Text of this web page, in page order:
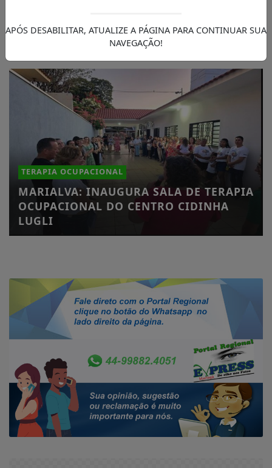
BUSCAR
TERAPIA OCUPACIONAL
MARIALVA: INAUGURA SALA DE TERAPIA
OCUPACIONAL DO CENTRO CIDINHA
LUGLI
APÓS DESABILITAR, ATUALIZE A PÁGINA PARA CONTINUAR SUA
NAVEGAÇÃO!